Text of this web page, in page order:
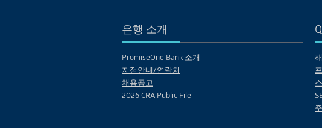
은행 소개
PromiseOne Bank 소개
지점안내/연락처
채용공고
2026 CRA Public File